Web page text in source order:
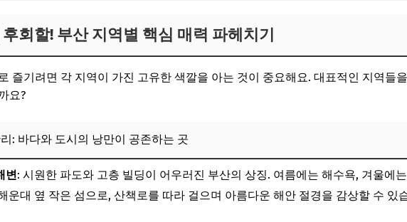
회할! 부산 지역별 핵심 매력 파헤치기
즐기려면 각 지역이 가진 고유한 색깔을 아는 것이 중요해요. 대표적인 지역들
요?
: 바다와 도시의 낭만이 공존하는 곳
변: 시원한 파도와 고층 빌딩이 어우러진 부산의 상징. 여름에는 해수욕, 겨울에
운대 옆 작은 섬으로, 산책로를 따라 걸으며 아름다운 해안 절경을 감상할 수 있